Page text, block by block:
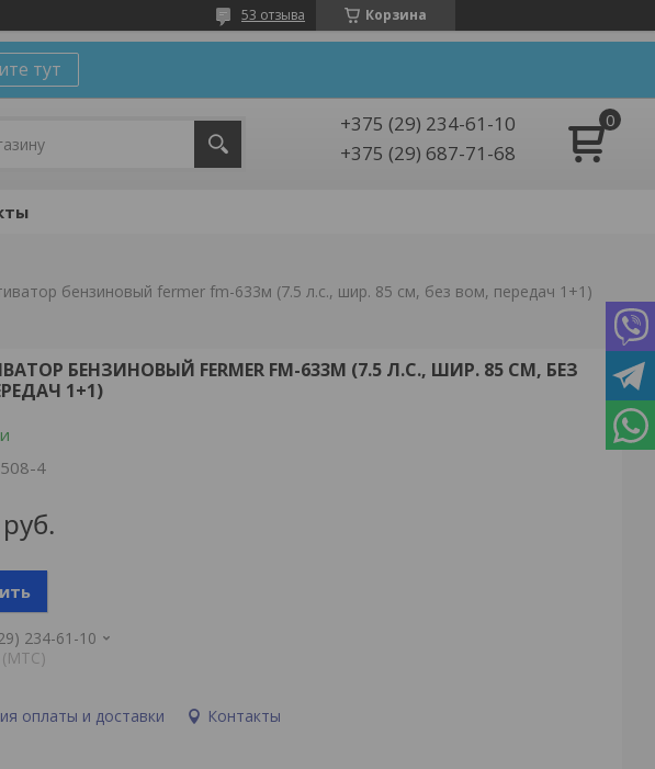
Корзина
53 отзыва
тут
+375 (29) 234-61-10
+375 (29) 687-71-68
бензиновый fermer fm-633м (7.5 л.с., шир. 85 см, без вом, передач 1+1)
БЕНЗИНОВЫЙ FERMER FM-633М (7.5 Л.С., ШИР. 85 СМ, БЕЗ
1+1)
4
руб.
234-61-10
(MTС)
оплаты и доставки Контакты